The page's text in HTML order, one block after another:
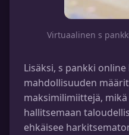
Virtuaalinen s
Lisäksi, s pankki
mahdollisuuden
maksimilimiittejä,
hallitsemaan
ehkäisee